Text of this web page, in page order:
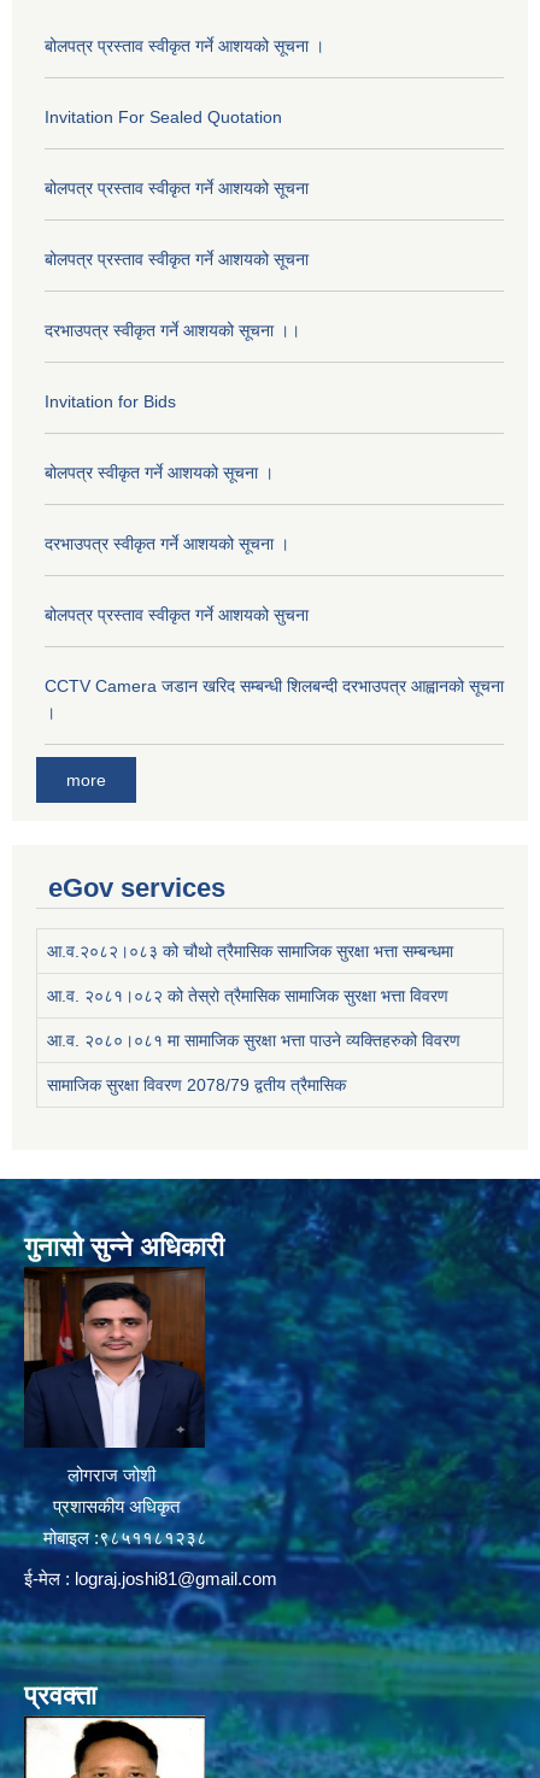
बोलपत्र प्रस्ताव स्वीकृत गर्ने आशयको सूचना ।
Invitation For Sealed Quotation
बोलपत्र प्रस्ताव स्वीकृत गर्ने आशयको सूचना
बोलपत्र प्रस्ताव स्वीकृत गर्ने आशयको सूचना
दरभाउपत्र स्वीकृत गर्ने आशयको सूचना ।।
Invitation for Bids
बोलपत्र स्वीकृत गर्ने आशयको सूचना ।
दरभाउपत्र स्वीकृत गर्ने आशयको सूचना ।
बोलपत्र प्रस्ताव स्वीकृत गर्ने आशयको सुचना
CCTV Camera जडान खरिद सम्बन्धी शिलबन्दी दरभाउपत्र आह्वानको सूचना
।
more
eGov services
आ.व.२०८२।०८३ को चौथो त्रैमासिक सामाजिक सुरक्षा भत्ता सम्बन्धमा
आ.व. २०८१।०८२ को तेस्रो त्रैमासिक सामाजिक सुरक्षा भत्ता विवरण
आ.व. २०८०।०८१ मा सामाजिक सुरक्षा भत्ता पाउने व्यक्तिहरुको विवरण
सामाजिक सुरक्षा विवरण 2078/79 द्वतीय त्रैमासिक
गुनासो सुन्ने अधिकारी
लोगराज जोशी
प्रशासकीय अधिकृत
मोबाइल :९८५११८१२३८
ई-मेल : lograj.joshi81@gmail.com
प्रवक्ता